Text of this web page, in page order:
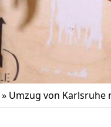
» Umzug von Karlsruhe